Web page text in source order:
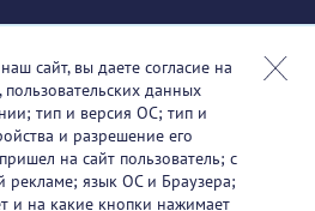
сайт, вы даете согласие на
данных
тип и версия ОС; тип и
и разрешение его
на сайт пользователь; с
рекламе; язык ОС и Браузера;
и на какие кнопки нажимает